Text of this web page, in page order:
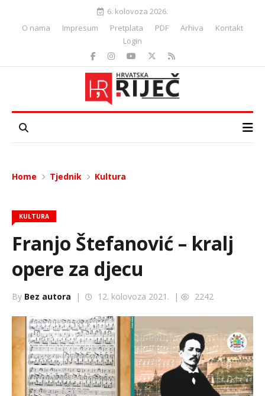
6. kolovoza 2026.
O nama
Impresum Pretplata PDF Arhiva
Kontakt
Login
Home Tjednik Kultura
KULTURA
Franjo Štefanović – kralj
opere za djecu
By Bez autora | 12. kolovoza 2021. | 2242